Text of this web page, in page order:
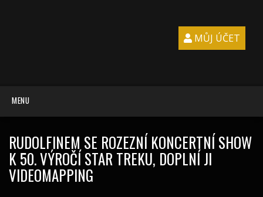
MŮJ ÚČET
MENU
RUDOLFINEM SE ROZEZNÍ KONCERTNÍ SHOW
K 50. VÝROČÍ STAR TREKU, DOPLNÍ JI
VIDEOMAPPING